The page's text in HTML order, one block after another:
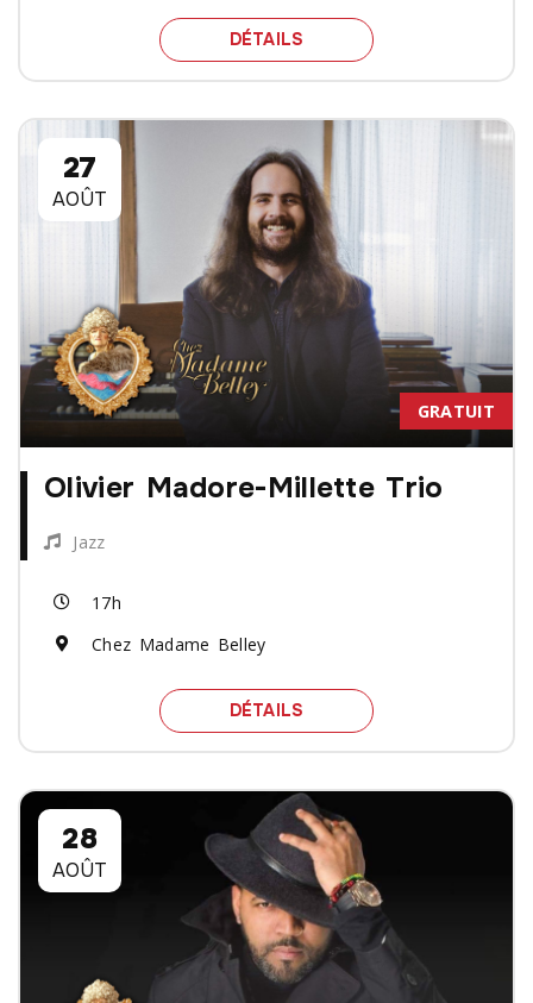
DÉTAILS SPECTACLE LE MIEL
27
AOÛT
GRATUIT
Olivier Madore-Millette Trio
Jazz
17h
Chez Madame Belley
DÉTAILS SPECTACLE OLIVIER
28
AOÛT